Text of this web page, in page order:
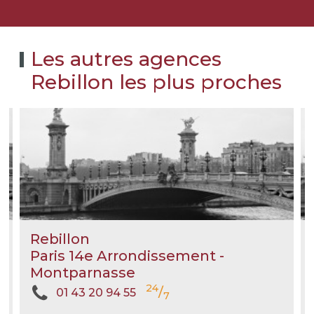
Les autres agences
Rebillon les plus proches
Rebillon
Paris 14e Arrondissement -
Montparnasse
01 43 20 94 55 24/7